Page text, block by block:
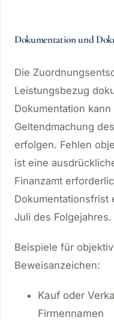
Dokumentation und
Die
Leistungsbezug
Dokumentation
Geltendmachung
erfolgen. Fehlen
ist eine
Finanzamt
Dokumentationsfrist
Juli des Folgejahres.
Beispiele für
Beweisanzeichen:
Kauf oder
Firmennamen